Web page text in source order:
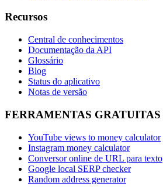
Recursos
Central de conhecimentos
Documentação da API
Glossário
Blog
Status do aplicativo
Notas de versão
FERRAMENTAS GRATUITAS
YouTube views to money calculator
Instagram money calculator
Conversor online de URL para texto
Google local SERP checker
Random address generator